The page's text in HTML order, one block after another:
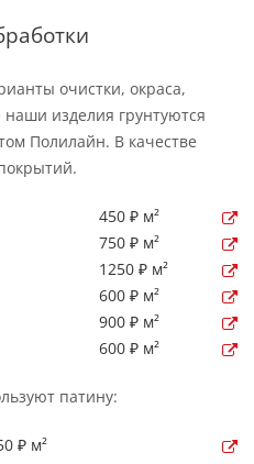
очистки, окраса,
изделия грунтуются
Полилайн. В качестве
450 ₽ м²
750 ₽ м²
1250 ₽ м²
600 ₽ м²
900 ₽ м²
600 ₽ м²
патину:
₽ м²